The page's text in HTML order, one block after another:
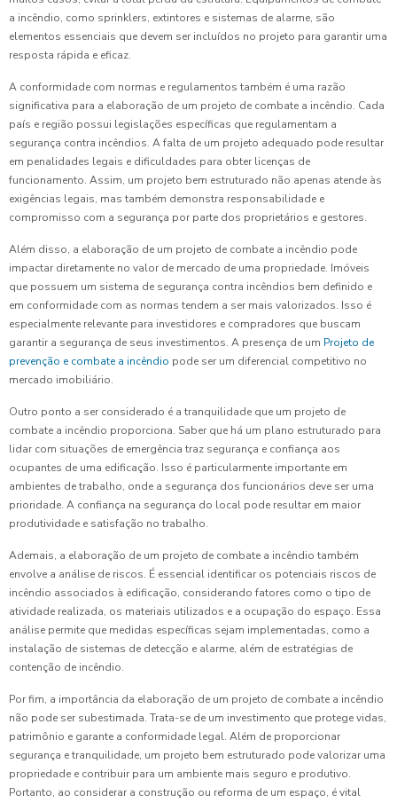
a incêndio, como sprinklers, extintores e sistemas de alarme, são
elementos essenciais que devem ser incluídos no projeto para garantir uma
resposta rápida e eficaz.
A conformidade com normas e regulamentos também é uma razão
significativa para a elaboração de um projeto de combate a incêndio. Cada
país e região possui legislações específicas que regulamentam a
segurança contra incêndios. A falta de um projeto adequado pode resultar
em penalidades legais e dificuldades para obter licenças de
funcionamento. Assim, um projeto bem estruturado não apenas atende às
exigências legais, mas também demonstra responsabilidade e
compromisso com a segurança por parte dos proprietários e gestores.
Além disso, a elaboração de um projeto de combate a incêndio pode
impactar diretamente no valor de mercado de uma propriedade. Imóveis
que possuem um sistema de segurança contra incêndios bem definido e
em conformidade com as normas tendem a ser mais valorizados. Isso é
especialmente relevante para investidores e compradores que buscam
garantir a segurança de seus investimentos. A presença de um Projeto de
prevenção e combate a incêndio pode ser um diferencial competitivo no
mercado imobiliário.
Outro ponto a ser considerado é a tranquilidade que um projeto de
combate a incêndio proporciona. Saber que há um plano estruturado para
lidar com situações de emergência traz segurança e confiança aos
ocupantes de uma edificação. Isso é particularmente importante em
ambientes de trabalho, onde a segurança dos funcionários deve ser uma
prioridade. A confiança na segurança do local pode resultar em maior
produtividade e satisfação no trabalho.
Ademais, a elaboração de um projeto de combate a incêndio também
envolve a análise de riscos. É essencial identificar os potenciais riscos de
incêndio associados à edificação, considerando fatores como o tipo de
atividade realizada, os materiais utilizados e a ocupação do espaço. Essa
análise permite que medidas específicas sejam implementadas, como a
instalação de sistemas de detecção e alarme, além de estratégias de
contenção de incêndio.
Por fim, a importância da elaboração de um projeto de combate a incêndio
não pode ser subestimada. Trata-se de um investimento que protege vidas,
patrimônio e garante a conformidade legal. Além de proporcionar
segurança e tranquilidade, um projeto bem estruturado pode valorizar uma
propriedade e contribuir para um ambiente mais seguro e produtivo.
Portanto, ao considerar a construção ou reforma de um espaço, é vital